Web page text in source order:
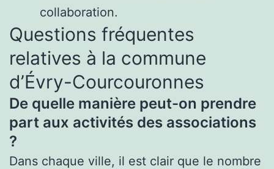
collaboration.
Questions fréquentes
relatives à la commune
d’Évry-Courcouronnes
De quelle manière peut-on prendre
part aux activités des associations
?
Dans chaque ville, il est clair que le nombre